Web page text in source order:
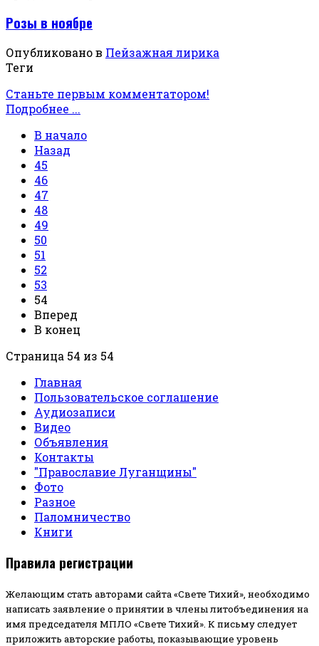
Розы в ноябре
Опубликовано в Пейзажная лирика
Теги
Станьте первым комментатором!
Подробнее ...
В начало
Назад
45
46
47
48
49
50
51
52
53
54
Вперед
В конец
Страница 54 из 54
Главная
Пользовательское соглашение
Аудиозаписи
Видео
Объявления
Контакты
"Православие Луганщины"
Фото
Разное
Паломничество
Книги
Правила регистрации
Желающим стать авторами сайта «Свете Тихий», необходимо
написать заявление о принятии в члены литобъединения на
имя председателя МПЛО «Свете Тихий». К письму следует
приложить авторские работы, показывающие уровень